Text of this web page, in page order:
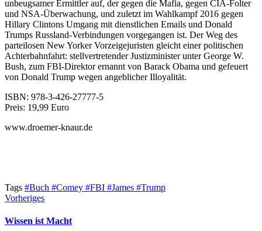
unbeugsamer Ermittler auf, der gegen die Mafia, gegen CIA-Folter
und NSA-Überwachung, und zuletzt im Wahlkampf 2016 gegen
Hillary Clintons Umgang mit dienstlichen Emails und Donald
Trumps Russland-Verbindungen vorgegangen ist. Der Weg des
parteilosen New Yorker Vorzeigejuristen gleicht einer politischen
Achterbahnfahrt: stellvertretender Justizminister unter George W.
Bush, zum FBI-Direktor ernannt von Barack Obama und gefeuert
von Donald Trump wegen angeblicher Illoyalität.
ISBN: 978-3-426-27777-5
Preis: 19,99 Euro
www.droemer-knaur.de
Tags #Buch #Comey #FBI #James #Trump
Vorheriges
Wissen ist Macht